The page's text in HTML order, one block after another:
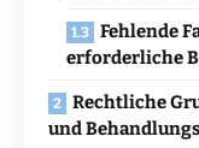
Fehlende
erforderliche
Rechtliche
und